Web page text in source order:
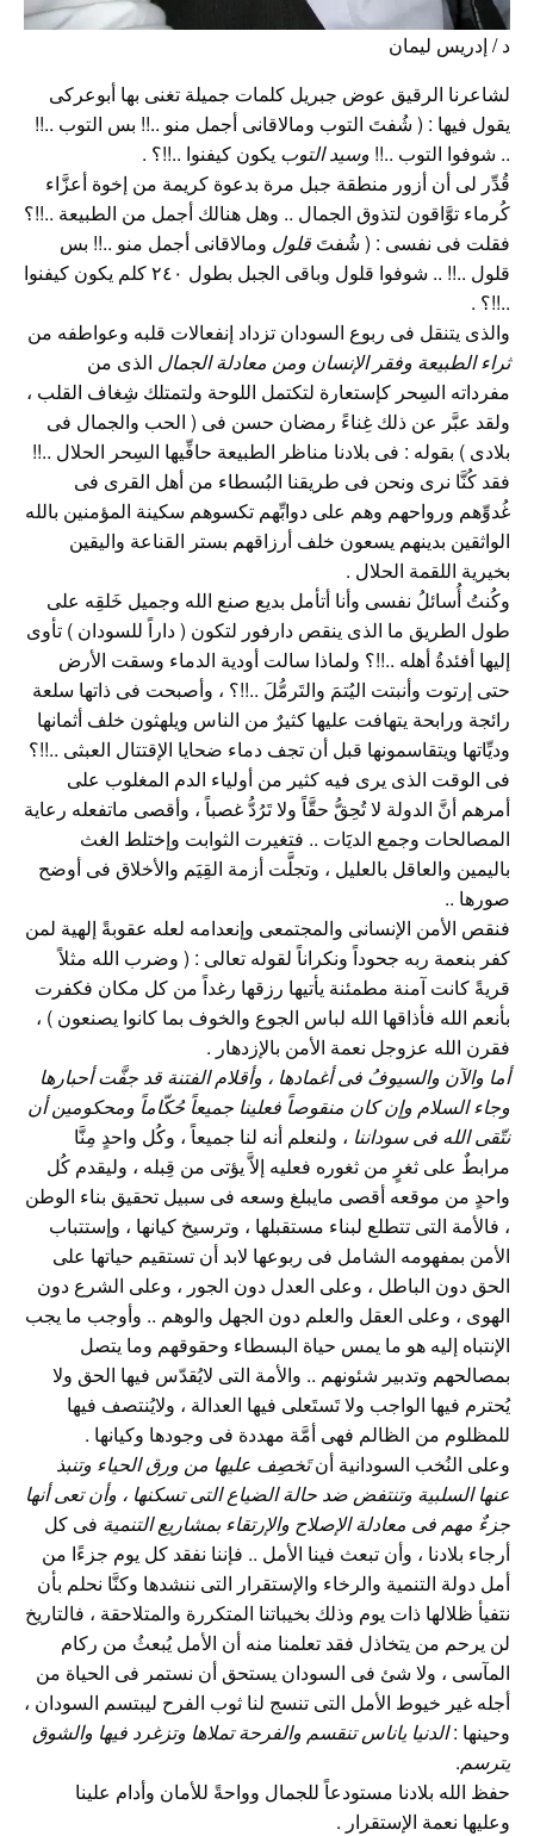
د / إدريس ليمان
لشاعرنا الرقيق عوض جبريل كلمات جميلة تغنى بها أبوعركى
يقول فيها : ( شُفتَ التوب ومالاقانى أجمل منو ..!! بس التوب ..!!
.. شوفوا التوب ..!! وسيد التوب يكون كيفنوا ..!!؟ .
قُدِّر لى أن أزور منطقة جبل مرة بدعوة كريمة من إخوة أعزَّاء
كُرماء توَّاقون لتذوق الجمال .. وهل هنالك أجمل من الطبيعة ..!!؟
فقلت فى نفسى : ( شُفتَ قلول ومالاقانى أجمل منو ..!! بس
قلول ..!! .. شوفوا قلول وباقى الجبل بطول ٢٤٠ كلم يكون كيفنوا
..!!؟ .
والذى يتنقل فى ربوع السودان تزداد إنفعالات قلبه وعواطفه من
ثراء الطبيعة وفقر الإنسان ومن معادلة الجمال الذى من
مفرداته السِحر كإستعارة لتكتمل اللوحة ولتمتلك شِغاف القلب ،
ولقد عبَّر عن ذلك غِناءً رمضان حسن فى ( الحب والجمال فى
بلادى ) بقوله : فى بلادنا مناظر الطبيعة حافِّيها السِحر الحلال ..!!
فقد كُنَّا نرى ونحن فى طريقنا البُسطاء من أهل القرى فى
غُدوِّهم ورواحهم وهم على دوابِّهم تكسوهم سكينة المؤمنين بالله
الواثقين بدينهم يسعون خلف أرزاقهم بستر القناعة واليقين
بخيرية اللقمة الحلال .
وكُنتُ أُسائلُ نفسى وأنا أتأمل بديع صنع الله وجميل خَلقِه على
طول الطريق ما الذى ينقص دارفور لتكون ( داراً للسودان ) تأوى
إليها أفئدةُ أهله ..!!؟ ولماذا سالت أودية الدماء وسقت الأرض
حتى إرتوت وأنبتت اليُتمَ والتَرمُّلَ ..!!؟ ، وأصبحت فى ذاتها سلعة
رائجة ورابحة يتهافت عليها كثيرٌ من الناس ويلهثون خلف أثمانها
وديِّاتها ويتقاسمونها قبل أن تجف دماء ضحايا الإقتتال العبثى ..!!؟
فى الوقت الذى يرى فيه كثير من أولياء الدم المغلوب على
أمرهم أنَّ الدولة لا تُحِقُّ حقَّاً ولا تَرُدُّ غصباً ، وأقصى ماتفعله رعاية
المصالحات وجمع الديََات .. فتغيرت الثوابت وإختلط الغث
باليمين والعاقل بالعليل ، وتجلَّت أزمة القِيَم والأخلاق فى أوضح
صورها ..
فنقص الأمن الإنسانى والمجتمعى وإنعدامه لعله عقوبةً إلهية لمن
كفر بنعمة ربه جحوداً ونكراناً لقوله تعالى : ( وضرب الله مثلاً
قريةً كانت آمنة مطمئنة يأتيها رزقها رغداً من كل مكان فكفرت
بأنعم الله فأذاقها الله لباس الجوع والخوف بما كانوا يصنعون ) ،
فقرن الله عزوجل نعمة الأمن بالإزدهار .
أما والآن والسيوفُ فى أغمادها ، وأقلام الفتنة قد جفَّت أحبارها
وجاء السلام وإن كان منقوصاً فعلينا جميعاً حُكّاماً ومحكومين أن
نتّقى الله فى سوداننا ، ولنعلم أنه لنا جميعاً ، وكُل واحدٍ مِنَّا
مرابطٌ على ثغرٍ من ثغوره فعليه إلاَّ يؤتى من قِبله ، وليقدم كُل
واحدٍ من موقعه أقصى مايبلغ وسعه فى سبيل تحقيق بناء الوطن
، فالأمة التى تتطلع لبناء مستقبلها ، وترسيخ كيانها ، وإستتباب
الأمن بمفهومه الشامل فى ربوعها لابد أن تستقيم حياتها على
الحق دون الباطل ، وعلى العدل دون الجور ، وعلى الشرع دون
الهوى ، وعلى العقل والعلم دون الجهل والوهم .. وأوجب ما يجب
الإنتباه إليه هو ما يمس حياة البسطاء وحقوقهم وما يتصل
بمصالحهم وتدبير شئونهم .. والأمة التى لايُقدّس فيها الحق ولا
يُحترم فيها الواجب ولا تَستَعلى فيها العدالة ، ولايُنتصف فيها
للمظلوم من الظالم فهى أمَّة مهددة فى وجودها وكيانها .
وعلى النُخب السودانية أنتَخصِف عليها من ورق الحياء وتنبذ
عنها السلبية وتنتفض ضد حالة الضياع التى تسكنها ، وأن تعى أنها
جزءٌ مهم فى معادلة الإصلاح والإرتقاء بمشاريع التنمية فى كل
أرجاء بلادنا ، وأن تبعث فينا الأمل .. فإننا نفقد كل يوم جزءًا من
أمل دولة التنمية والرخاء والإستقرار التى ننشدها وكنَّا نحلم بأن
نتفيأ ظلالها ذات يوم وذلك بخيباتنا المتكررة والمتلاحقة ، فالتاريخ
لن يرحم من يتخاذل فقد تعلمنا منه أن الأمل يُبعثُ من ركام
المآسى ، ولا شئ فى السودان يستحق أن نستمر فى الحياة من
أجله غير خيوط الأمل التى تنسج لنا ثوب الفرح ليبتسم السودان ،
وحينها :الدنيا ياناس تنقسم والفرحة تملاها وتزغرد فيها والشوق
يترسم.
حفظ الله بلادنا مستودعاً للجمال وواحةً للأمان وأدام علينا
وعليها نعمة الإستقرار .